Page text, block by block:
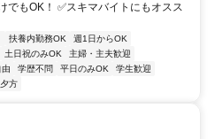
でもOK！ ✅スキマバイトにもオスス
扶養内勤務OK
週1日からOK
土日祝のみOK
主婦・主夫歓迎
学歴不問 平日のみOK
学生歓迎
夕方